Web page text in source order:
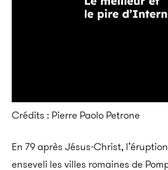
Crédits : Pierre Paolo Petrone
En 79 après Jésus-Christ,
enseveli les villes romaines de